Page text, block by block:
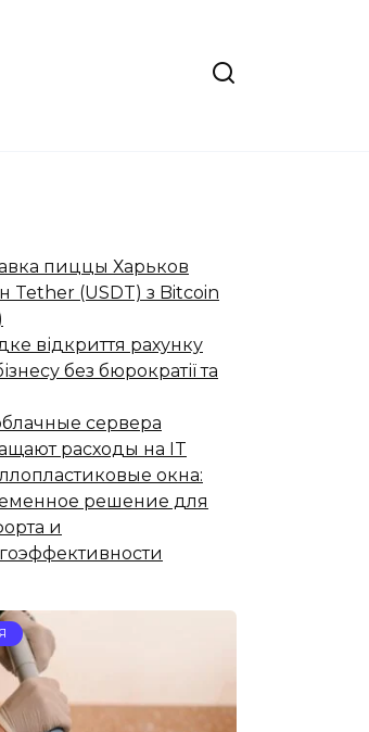
пиццы Харьков
Tether (USDT) з Bitcoin
відкриття рахунку
без бюрократії та
сервера
расходы на IT
окна:
решение для
и